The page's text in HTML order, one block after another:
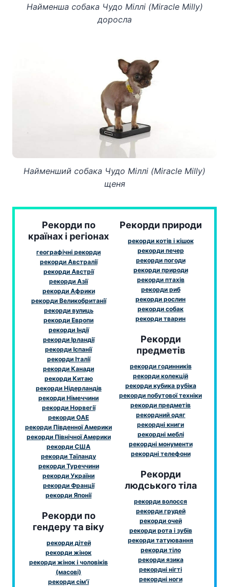
Найменша собака Чудо Міллі (Miracle Milly)
доросла
Найменший собака Чудо Міллі (Miracle Milly)
щеня
Рекорди по
країнах і регіонах
географічні рекорди
рекорди Австралії
рекорди Австрії
рекорди Азії
рекорди Африки
рекорди Великобританії
рекорди вулиць
рекорди Европи
рекорди Індії
рекорди Ірландії
рекорди Іспанії
рекорди Італії
рекорди Канади
рекорди Китаю
рекорди Нідерландів
рекорди Німеччини
рекорди Норвегії
рекорди ОАЕ
рекорди Південної Америки
рекорди Північної Америки
рекорди США
рекорди Таїланду
рекорди Туреччини
рекорди України
рекорди Франції
рекорди Японії
Рекорди по
гендеру та віку
рекорди дітей
рекорди жінок
рекорди жінок і чоловіків
(масові)
рекорди сім'ї
Рекорди природи
рекорди котів і кішок
рекорди печер
рекорди погоди
рекорди природи
рекорди птахів
рекорди риб
рекорди рослин
рекорди собак
рекорди тварин
Рекорди
предметів
рекорди годинників
рекорди колекцій
рекорди кубика рубіка
рекорди побутової техніки
рекорди предметів
рекордний одяг
рекордні книги
рекордні меблі
рекордні монументи
рекордні телефони
Рекорди
людського тіла
рекорди волосся
рекорди грудей
рекорди очей
рекорди рота і зубів
рекорди татуювання
рекорди тіло
рекорди язика
рекордні нігті
рекордні ноги